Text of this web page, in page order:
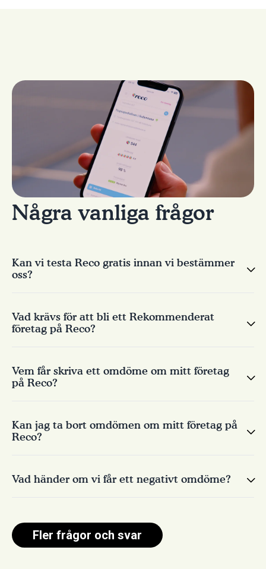
Några vanliga frågor
Kan vi testa Reco gratis innan vi bestämmer
oss?
Vad krävs för att bli ett Rekommenderat
företag på Reco?
https://www.reco.se/foretag/rekommenderat-foretag
Vem får skriva ett omdöme om mitt företag
på Reco?
1. "Okontrollerat omdöme"
Kan jag ta bort omdömen om mitt företag på
Reco?
Vad händer om vi får ett negativt omdöme?
Fler frågor och svar